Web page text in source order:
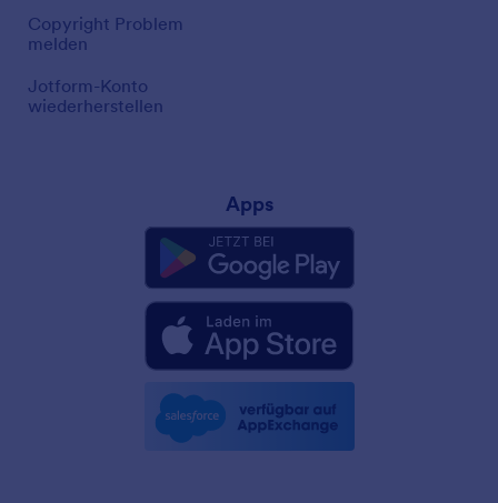
Copyright Problem
melden
Jotform-Konto
wiederherstellen
Apps